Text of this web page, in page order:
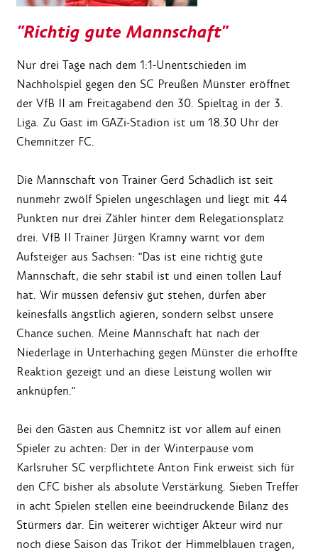
"Richtig gute Mannschaft"
Nur drei Tage nach dem 1:1-Unentschieden im
Nachholspiel gegen den SC Preußen Münster eröffnet
der VfB II am Freitagabend den 30. Spieltag in der 3.
Liga. Zu Gast im GAZi-Stadion ist um 18.30 Uhr der
Chemnitzer FC.
Die Mannschaft von Trainer Gerd Schädlich ist seit
nunmehr zwölf Spielen ungeschlagen und liegt mit 44
Punkten nur drei Zähler hinter dem Relegationsplatz
drei. VfB II Trainer Jürgen Kramny warnt vor dem
Aufsteiger aus Sachsen: "Das ist eine richtig gute
Mannschaft, die sehr stabil ist und einen tollen Lauf
hat. Wir müssen defensiv gut stehen, dürfen aber
keinesfalls ängstlich agieren, sondern selbst unsere
Chance suchen. Meine Mannschaft hat nach der
Niederlage in Unterhaching gegen Münster die erhoffte
Reaktion gezeigt und an diese Leistung wollen wir
anknüpfen."
Bei den Gästen aus Chemnitz ist vor allem auf einen
Spieler zu achten: Der in der Winterpause vom
Karlsruher SC verpflichtete Anton Fink erweist sich für
den CFC bisher als absolute Verstärkung. Sieben Treffer
in acht Spielen stellen eine beeindruckende Bilanz des
Stürmers dar. Ein weiterer wichtiger Akteur wird nur
noch diese Saison das Trikot der Himmelblauen tragen,